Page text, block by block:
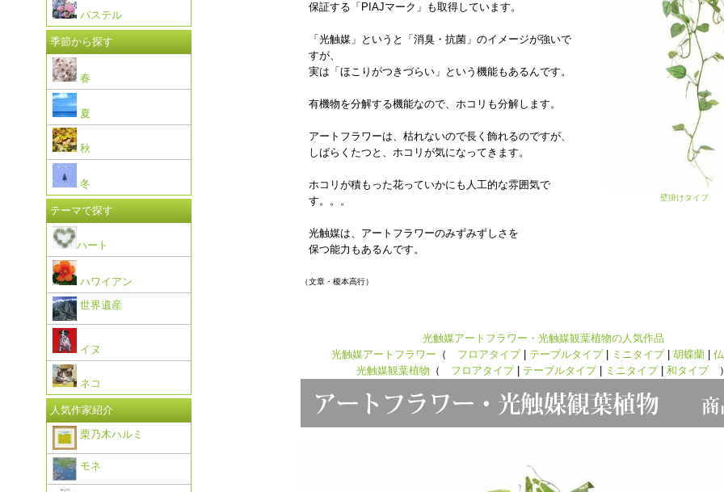
保証する「PIAJマーク」も取得しています。
「光触媒」というと「消臭・抗菌」のイメージが強いで
すが、
実は「ほこりがつきづらい」という機能もあるんです。
有機物を分解する機能なので、ホコリも分解します。
アートフラワーは、枯れないので長く飾れるのですが、
しばらくたつと、ホコリが気になってきます。
ホコリが積もった花っていかにも人工的な雰囲気で
す。。。
光触媒は、アートフラワーのみずみずしさを
保つ能力もあるんです。
（文章・榎本高行）
壁掛けタイプ
光触媒アートフラワー・光触媒観葉植物の人気作品
光触媒アートフラワー （ フロアタイプ| テーブルタイプ| ミニタイプ| 胡蝶蘭|
光触媒観葉植物 （ フロアタイプ| テーブルタイプ| ミニタイプ| 和タイプ）
パステル
季節から探す
春
夏
秋
冬
テーマで探す
ハート
ハワイアン
世界遺産
イヌ
ネコ
人気作家紹介
栗乃木ハルミ
モネ